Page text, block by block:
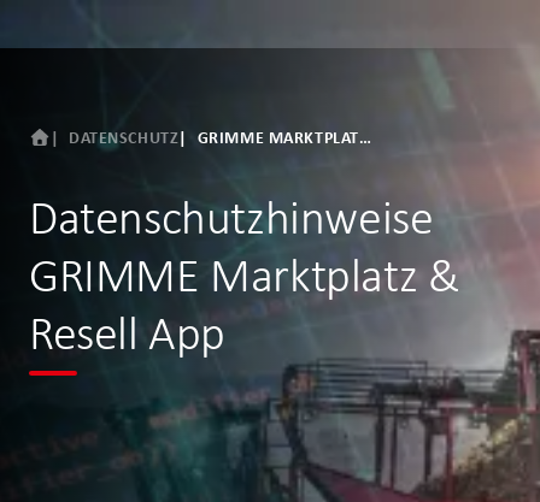
DATENSCHUTZ GRIMME MARKTPLATZ & RESELL APP
Datenschutzhinweise
GRIMME Marktplatz &
Resell App